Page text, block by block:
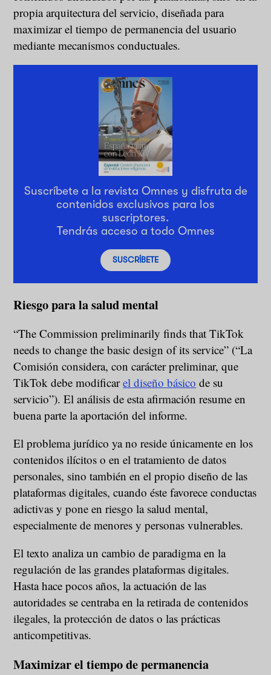
propia arquitectura del servicio, diseñada para
maximizar el tiempo de permanencia del usuario
mediante mecanismos conductuales.
Suscríbete a la revista Omnes y disfruta de
contenidos exclusivos para los
suscriptores.
Tendrás acceso a todo Omnes
SUSCRÍBETE
Riesgo para la salud mental
“The Commission preliminarily finds that TikTok
needs to change the basic design of its service” (“La
Comisión considera, con carácter preliminar, que
TikTok debe modificarel diseño básico de su
servicio”). El análisis de esta afirmación resume en
buena parte la aportación del informe.
El problema jurídico ya no reside únicamente en los
contenidos ilícitos o en el tratamiento de datos
personales, sino también en el propio diseño de las
plataformas digitales, cuando éste favorece conductas
adictivas y pone en riesgo la salud mental,
especialmente de menores y personas vulnerables.
El texto analiza un cambio de paradigma en la
regulación de las grandes plataformas digitales.
Hasta hace pocos años, la actuación de las
autoridades se centraba en la retirada de contenidos
ilegales, la protección de datos o las prácticas
anticompetitivas.
Maximizar el tiempo de permanencia